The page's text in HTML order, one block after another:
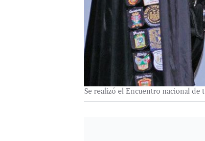
Se realizó el Encuentro nacional de